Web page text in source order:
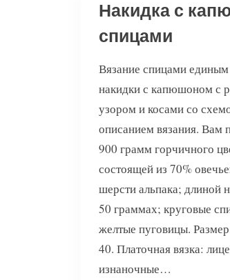
Накидка с
спицами
Вязание спицами
накидки с капюшоном с
узором и косами со
описанием вязания. Вам
900 грамм горчичного
состоящей из 70%
шерсти альпака; длиной
50 граммах; круговые
желтые пуговицы.
40. Платочная вязка:
изнаночные…